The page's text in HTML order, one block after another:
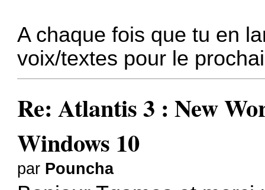
A chaque fois que tu en
voix/textes pour le
Re: Atlantis 3 : New
Windows 10
par Pouncha